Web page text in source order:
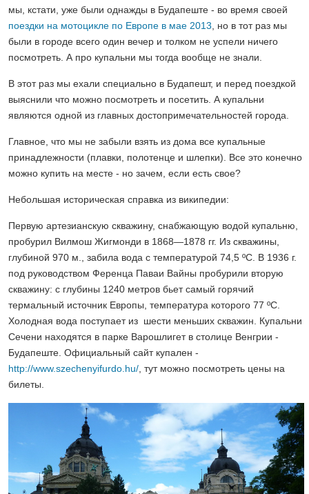
мы, кстати, уже были однажды в Будапеште - во время своей
поездки на мотоцикле по Европе в мае 2013 , но в тот раз мы
были в городе всего один вечер и толком не успели ничего
посмотреть. А про купальни мы тогда вообще не знали.
В этот раз мы ехали специально в Будапешт, и перед поездкой
выяснили что можно посмотреть и посетить. А купальни
являются одной из главных достопримечательностей города.
Главное, что мы не забыли взять из дома все купальные
принадлежности (плавки, полотенце и шлепки). Все это конечно
можно купить на месте - но зачем, если есть свое?
Небольшая историческая справка из википедии:
Первую артезианскую скважину, снабжающую водой купальню,
пробурил Вилмош Жигмонди в 1868—1878 гг. Из скважины,
глубиной 970 м., забила вода с температурой 74,5 ºС. В 1936 г.
под руководством Ференца Паваи Вайны пробурили вторую
скважину: с глубины 1240 метров бьет самый горячий
термальный источник Европы, температура которого 77 ºС.
Холодная вода поступает из шести меньших скважин. Купальни
Сечени находятся в парке Варошлигет в столице Венгрии -
Будапеште. Официальный сайт купален -
http://www.szechenyifurdo.hu/ , тут можно посмотреть цены на
билеты.